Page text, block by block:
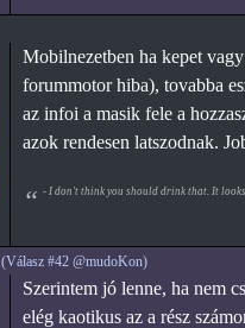
Mobilnezetben ha kepet
forummotor hiba), tovabba
az infoi a masik fele a
azok rendesen latszodnak.
- I don't think you should drink that. It looks
(Válasz #42 @mudoKon)
Szerintem jó lenne, ha nem
elég kaotikus az a rész